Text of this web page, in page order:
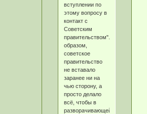
вступлении по
этому вопросу в
контакт с
Советским
правительством".Таким
образом,
советское
правительство
не вставало
заранее ни на
чью сторону, а
просто делало
всё, чтобы в
разворачивающейся